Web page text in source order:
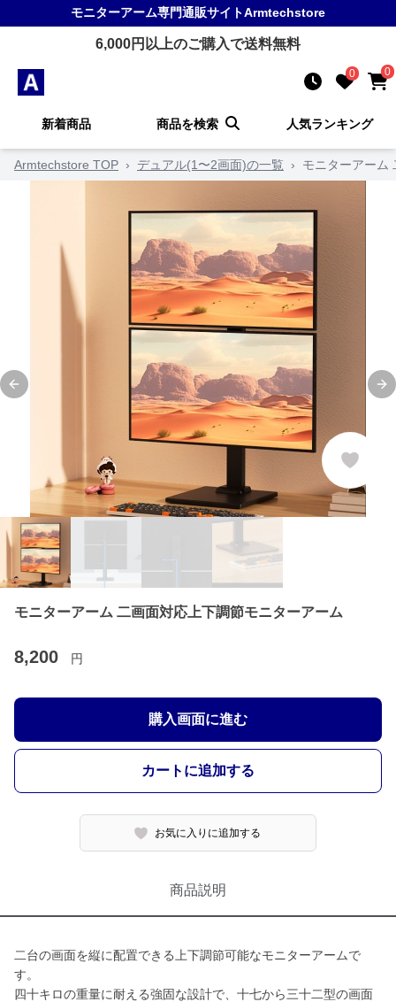
モニターアーム専門通販サイトArmtechstore
6,000円以上のご購入で送料無料
0 0
新着商品 商品を検索 人気ランキング
Armtechstore TOP › デュアル(1〜2画面)の一覧 › モニターアーム
Previous slide
モニターアーム 二画面対応上下調節モニターアーム
8,200 円
購入画面に進む
カートに追加する
お気に入りに追加する
商品説明
二台の画面を縦に配置できる上下調節可能なモニターアームで
す。
四十キロの重量に耐える強固な設計で、十七から三十二型の画面